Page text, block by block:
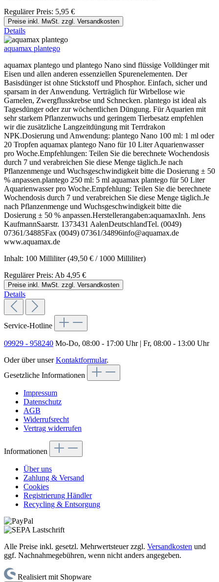
Regulärer Preis: 5,95 €
Preise inkl. MwSt. zzgl. Versandkosten
Details
aquamax plantego
aquamax plantego und plantego Nano sind flüssige Volldünger mit
Eisen und allen anderen essenziellen Spurenelementen. Der
Basisdünger ist ohne Stickstoff und Phosphor. Einfach, sicher und
sparsam in der Anwendung. Verträglich für Wirbellose wie
Garnelen, Zwergflusskrebse und Schnecken. plantego ist ideal als
Tagesdünger oder zur wöchentlichen Düngung. Für Aquarien mit
sehr starkem Pflanzenwuchs und geringem Tierbesatz empfehlen
wir die zusätzliche Langzeitdüngung mit Terrdrakon
NPK.Dosierung und Anwendung: plantego Nano 100 ml: 1 ml oder
20 Tropfen aquamax plantego Nano für 10 Liter Aquarienwasser
pro Woche.Empfehlungen: Teilen Sie die berechnete Wochendosis
durch 7 und verabreichen Sie diese Menge täglich.Je nach
Pflanzenmenge und Wuchsgeschwindigkeit bitte die Dosierung ± 50
% anpassen.plantego 250 ml: 5 ml aquamax plantego für 50 Liter
Aquarienwasser pro Woche.Empfehlung: Teilen Sie die berechnete
Wochendosis durch 7 und verabreichen Sie diese Menge täglich.Je
nach Pflanzenmenge und Wuchsgeschwindigkeit bitte die
Dosierung ± 50 % anpassen.Herstellerangaben:aquamaxInh. Jens
KaufmannSaarstr. 1373431 AalenDeutschlandTel. (0049)
07361/34885Fax (0049) 07361/34896info@aquamax.de
www.aquamax.de
Inhalt: 100 Milliliter(49,50 € / 1000 Milliliter)
Regulärer Preis: Ab 4,95 €
Preise inkl. MwSt. zzgl. Versandkosten
Details
Service-Hotline
09929 - 958240 Mo-Do, 08:00 - 17:00 Uhr | Fr, 08:00 - 13:00 Uhr
Oder über unserKontaktformular.
Gesetzliche Informationen
Impressum
Datenschutz
AGB
Widerrufsrecht
Vertrag widerrufen
Informationen
Über uns
Zahlung & Versand
Cookies
Registrierung Händler
Recycling & Entsorgung
Alle Preise inkl. gesetzl. Mehrwertsteuer zzgl. Versandkosten und
ggf. Nachnahmegebühren, wenn nicht anders angegeben.
Realisiert mit Shopware